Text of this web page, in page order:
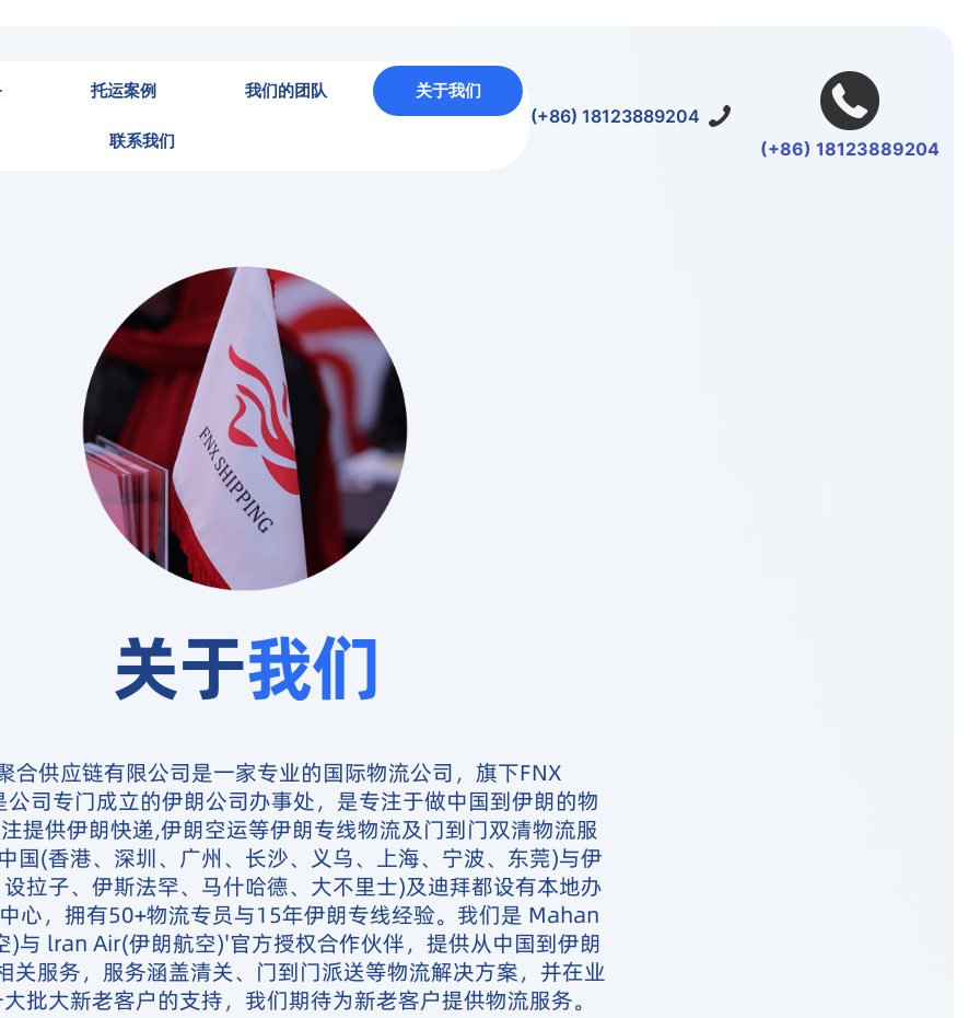
托运案例 我们的团队 关于我们
联系我们
(+86) 18123889204
(+86) 18123889204
关于我们
合供应链有限公司是一家专业的国际物流公司，旗下FNX
司专门成立的伊朗公司办事处，是专注于做中国到伊朗的物
提供伊朗快递,伊朗空运等伊朗专线物流及门到门双清物流服
国(香港、深圳、广州、长沙、义乌、上海、宁波、东莞)与伊
拉子、伊斯法罕、马什哈德、大不里士)及迪拜都设有本地办
心，拥有50+物流专员与15年伊朗专线经验。我们是 Mahan
)与 lran Air(伊朗航空)'官方授权合作伙伴，提供从中国到伊朗
关服务，服务涵盖清关、门到门派送等物流解决方案，并在业
批大新老客户的支持，我们期待为新老客户提供物流服务。